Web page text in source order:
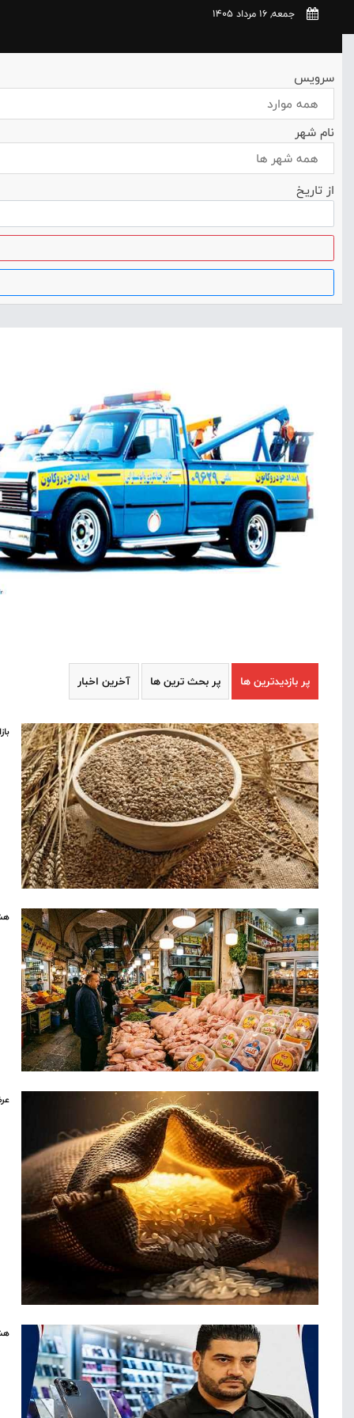
جمعه, 16 مرداد 1405
سرویس
همه موارد
نام شهر
همه شهر ها
از تاریخ
پر بازدیدترین ها پر بحث ترین ها آخرین اخبار